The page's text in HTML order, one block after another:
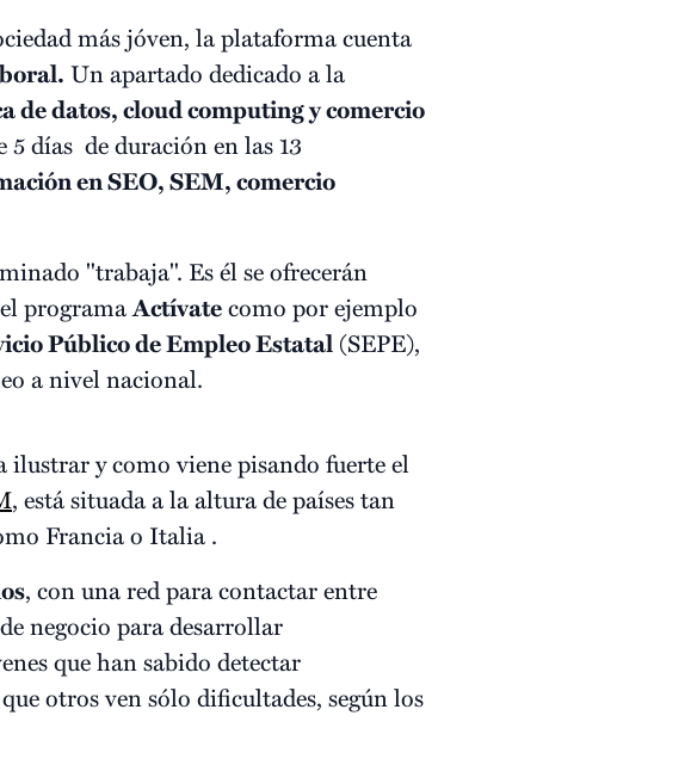
más jóven, la plataforma cuenta
Un apartado dedicado a la
de datos, cloud computing y comercio
5 días de duración en las 13
en SEO, SEM, comercio
"trabaja". Es él se ofrecerán
programaActívatecomo por ejemplo
Público de Empleo Estatal (SEPE),
a nivel nacional.
ilustrar y como viene pisando fuerte el
, está situada a la altura de países tan
Francia o Italia .
, con una red para contactar entre
negocio para desarrollar
que han sabido detectar
otros ven sólo dificultades, según los